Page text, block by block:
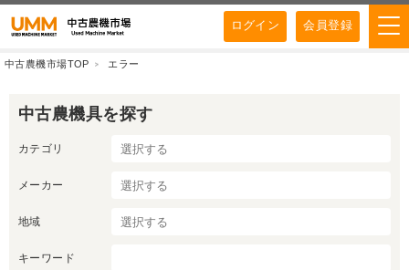
ログイン 会員登録
中古農機市場TOP エラー
中古農機具を探す
カテゴリ
メーカー
地域
キーワード